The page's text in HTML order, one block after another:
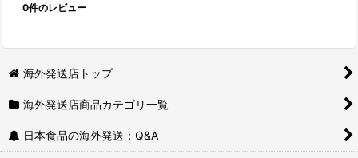
0件のレビュー
海外発送店トップ
海外発送店商品カテゴリ一覧
日本食品の海外発送：Q&A